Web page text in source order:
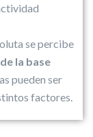
se percibe
la base
pueden ser
factores.